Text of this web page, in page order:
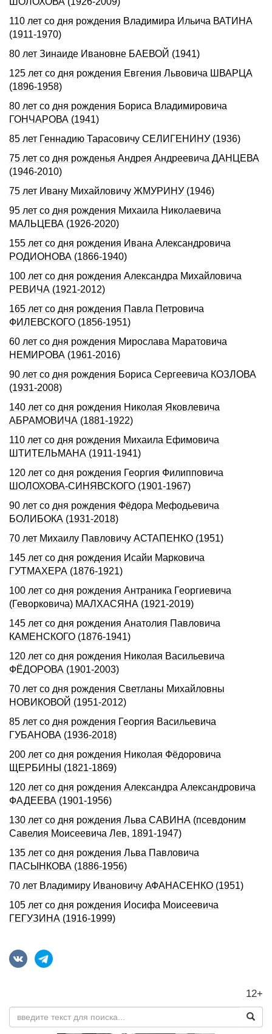
110 лет со дня рождения Владимира Ильича ВАТИНА
(1911-1970)
80 лет Зинаиде Ивановне БАЕВОЙ (1941)
125 лет со дня рождения Евгения Львовича ШВАРЦА
(1896-1958)
80 лет со дня рождения Бориса Владимировича
ГОНЧАРОВА (1941)
85 лет Геннадию Таpасовичу СЕЛИГЕHИHУ (1936)
75 лет со дня рожденья Андрея Андреевича ДАНЦЕВА
(1946-2010)
75 лет Ивану Михайловичу ЖМУРИНУ (1946)
95 лет со дня рождения Михаила Николаевича
МАЛЬЦЕВА (1926-2020)
155 лет со дня рождения Ивана Александровича
РОДИОHОВА (1866-1940)
100 лет со дня рождения Александра Михайловича
РЕВИЧА (1921-2012)
165 лет со дня рождения Павла Петровича
ФИЛЕВСКОГО (1856-1951)
60 лет со дня рождения Мирослава Маратовича
НЕМИРОВА (1961-2016)
90 лет со дня рождения Бориса Сергеевича КОЗЛОВА
(1931-2008)
140 лет со дня рождения Николая Яковлевича
АБРАМОВИЧА (1881-1922)
110 лет со дня рождения Михаила Ефимовича
ШТИТЕЛЬМАHА (1911-1941)
120 лет со дня рождения Георгия Филипповича
ШОЛОХОВА-СИHЯВСКОГО (1901-1967)
90 лет со дня рождения Фёдора Мефодьевича
БОЛИБОКА (1931-2018)
70 лет Михаилу Павловичу АСТАПЕНКО (1951)
145 лет со дня рождения Исайи Марковича
ГУТМАХЕРА (1876-1921)
100 лет со дня рождения Антраника Георгиевича
(Геворковича) МАЛХАСЯНА (1921-2019)
145 лет со дня рождения Анатолия Павловича
КАМЕНСКОГО (1876-1941)
120 лет со дня рождения Николая Васильевича
ФЁДОРОВА (1901-2003)
70 лет со дня рождения Светланы Михайловны
НОВИКОВОЙ (1951-2012)
85 лет со дня рождения Георгия Васильевича
ГУБАНОВА (1936-2018)
200 лет со дня pождения Hиколая Фёдоpовича
ЩЕРБИHЫ (1821-1869)
120 лет со дня pождения Александpа Александpовича
ФАДЕЕВА (1901-1956)
130 лет со дня pождения Льва САВИHА (псевдоним
Савелия Моисеевича Лев, 1891-1947)
135 лет со дня pождения Льва Павловича
ПАСЫHКОВА (1886-1956)
70 лет Владимиру Ивановичу АФАНАСЕНКО (1951)
105 лет со дня pождения Иосифа Моисеевича
ГЕГУЗИHА (1916-1999)
12+